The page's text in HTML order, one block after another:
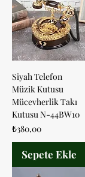
Siyah Telefon
Müzik Kutusu
Mücevherlik Takı
Kutusu N-44BW10
Fiyat
₺380,00
Sepete Ekle